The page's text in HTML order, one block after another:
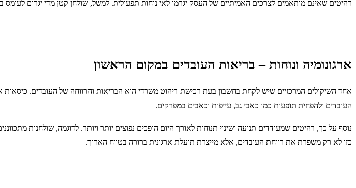
רהיטים שאינם מותאמים לצרכים האמיתיים של העסק יגרמו לאי נוחות תפעולית. למשל, שולחן קטן מדי יגרום לעומס
ארגונומיה ונוחות – בריאות העובדים במקום הראשון
אחד השיקולים המרכזיים שיש לקחת בחשבון בעת רכישת ריהוט משרדי הוא הבריאות והרווחה של העובדים. כיסאות
העובדים ולהפחית תופעות כמו כאבי גב, עייפות וכאבים במפרקים.
נוסף על כך, רהיטים שמעודדים תנועה ושינוי תנוחות לאורך היום הופכים נפוצים יותר ויותר. לדוגמה, שולחנות
כזו לא רק משפרת את רווחת העובדים, אלא מייצרת תועלת ארגונית ברורה בטווח הארוך.